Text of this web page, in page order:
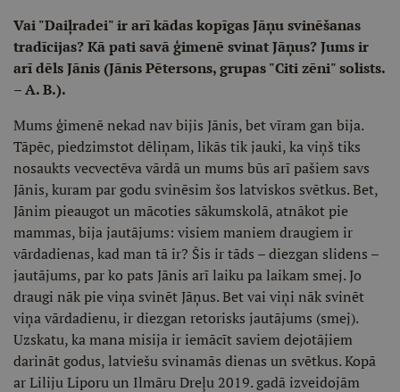
Vai "Daiļradei" ir arī kādas kopīgas Jāņu svinēšanas
tradīcijas? Kā pati savā ģimenē svinat Jāņus? Jums ir
arī dēls Jānis (Jānis Pētersons, grupas "Citi zēni" solists.
– A. B.).
Mums ģimenē nekad nav bijis Jānis, bet vīram gan bija.
Tāpēc, piedzimstot dēliņam, likās tik jauki, ka viņš tiks
nosaukts vecvectēva vārdā un mums būs arī pašiem savs
Jānis, kuram par godu svinēsim šos latviskos svētkus. Bet,
Jānim pieaugot un mācoties sākumskolā, atnākot pie
mammas, bija jautājums: visiem maniem draugiem ir
vārdadienas, kad man tā ir? Šis ir tāds – diezgan slidens –
jautājums, par ko pats Jānis arī laiku pa laikam smej. Jo
draugi nāk pie viņa svinēt Jāņus. Bet vai viņi nāk svinēt
viņa vārdadienu, ir diezgan retorisks jautājums (smej).
Uzskatu, ka mana misija ir iemācīt saviem dejotājiem
darināt godus, latviešu svinamās dienas un svētkus. Kopā
ar Liliju Liporu un Ilmāru Dreļu 2019. gadā izveidojām